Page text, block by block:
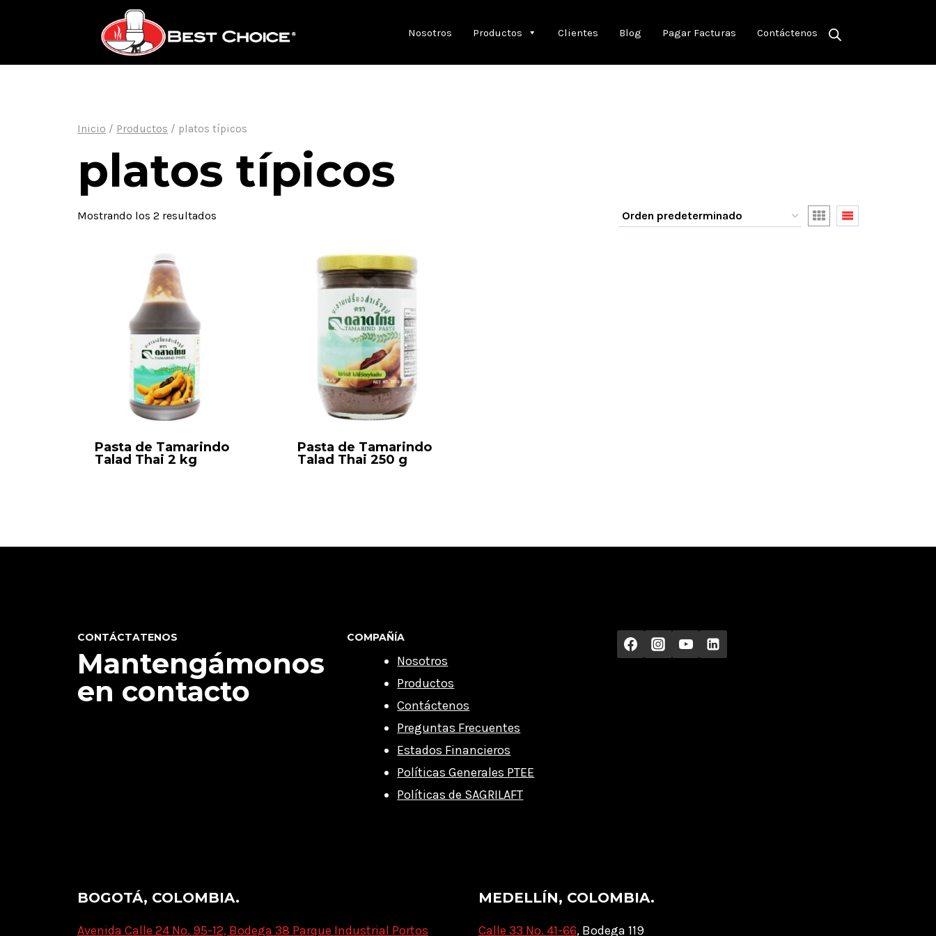
Nosotros Productos Clientes Blog Pagar Facturas Contáctenos
Inicio / Productos / platos típicos
platos típicos
Mostrando los 2 resultados
Pasta de Tamarindo
Talad Thai 2 kg
Pasta de Tamarindo
Talad Thai 250 g
CONTÁCTATENOS
Mantengámonos
en contacto
COMPAÑÍA
Nosotros
Productos
Contáctenos
Preguntas Frecuentes
Estados Financieros
Políticas Generales PTEE
Políticas de SAGRILAFT
BOGOTÁ, COLOMBIA.
Avenida Calle 24 No. 95-12, Bodega 38 Parque Industrial Portos
MEDELLÍN, COLOMBIA.
Calle 33 No. 41-66, Bodega 119